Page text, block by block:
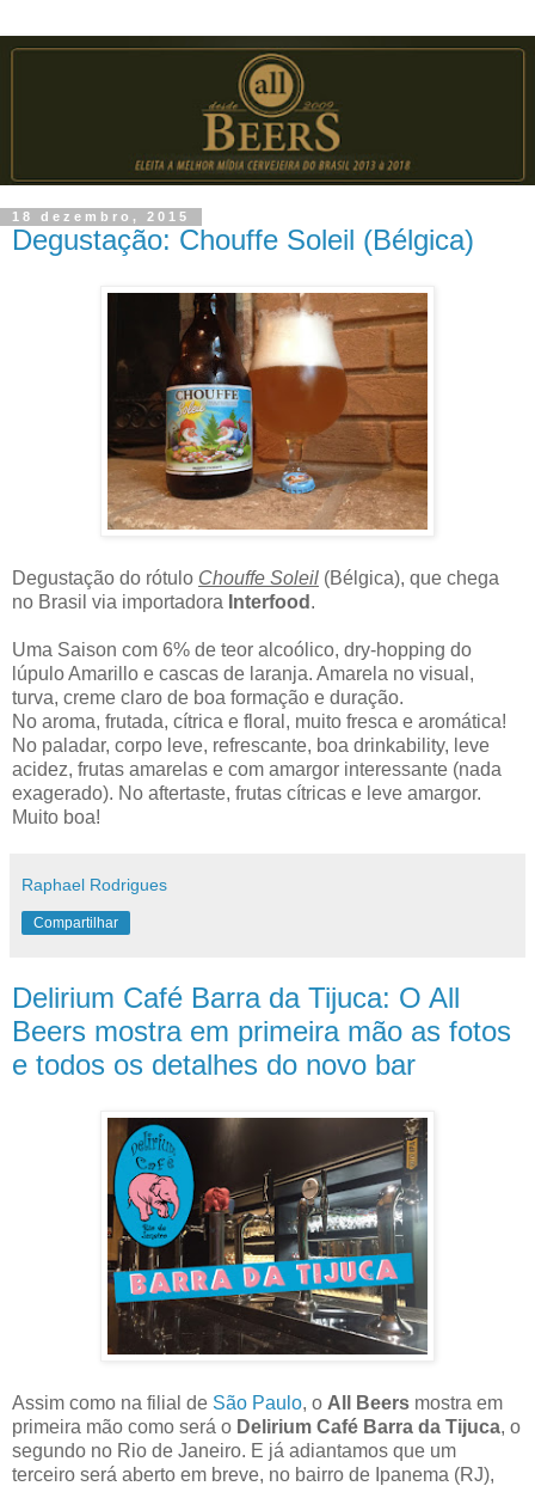
18 dezembro, 2015
Degustação: Chouffe Soleil (Bélgica)
Degustação do rótulo Chouffe Soleil (Bélgica), que chega
no Brasil via importadora Interfood .
Uma Saison com 6% de teor alcoólico, dry-hopping do
lúpulo Amarillo e cascas de laranja. Amarela no visual,
turva, creme claro de boa formação e duração.
No aroma, frutada, cítrica e floral, muito fresca e aromática!
No paladar, corpo leve, refrescante, boa drinkability, leve
acidez, frutas amarelas e com amargor interessante (nada
exagerado). No aftertaste, frutas cítricas e leve amargor.
Muito boa!
Raphael Rodrigues
Compartilhar
Delirium Café Barra da Tijuca: O All
Beers mostra em primeira mão as fotos
e todos os detalhes do novo bar
Assim como na filial de São Paulo, o All Beers mostra em
primeira mão como será o Delirium Café Barra da Tijuca, o
segundo no Rio de Janeiro. E já adiantamos que um
terceiro será aberto em breve, no bairro de Ipanema (RJ),